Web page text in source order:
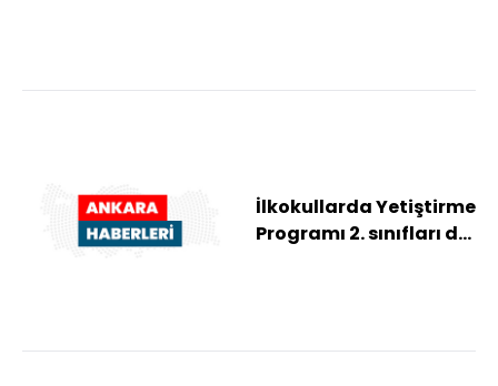
İlkokullarda Yetiştirme
Programı 2. sınıfları da